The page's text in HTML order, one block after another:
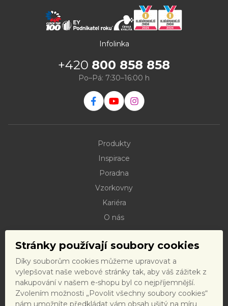
Stránky používají soubory cookies
Díky souborům cookies můžeme upravovat a
vylepšovat naše webové stránky tak, aby váš zážitek z
nakupování v našem e-shopu byl co nejpříjemnější.
Zvolením možnosti „Povolit všechny soubory cookies“
nám umožníte předkládat vám obsah ušitý na míru
Infolinka
+420 800 858 858
Po–Pá: 7:30–16:00 h
Produkty
Inspirace
Poradna
Vzorkovny
Kariéra
O nás
Dokumenty ke stažení
Doprava
Reklamační řád
Reklamační formulář